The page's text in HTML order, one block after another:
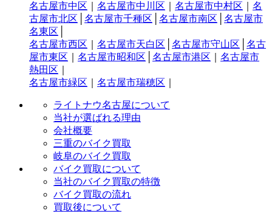
名古屋市中区
名古屋市中川区 名古屋市中村区
名
古屋市北区
名古屋市千種区 名古屋市南区
名古屋市
名東区
名古屋市西区
名古屋市天白区 名古屋市守山区
名古
屋市東区
名古屋市昭和区 名古屋市港区
名古屋市
熱田区
名古屋市緑区
名古屋市瑞穂区
ライトナウ名古屋について
当社が選ばれる理由
会社概要
三重のバイク買取
岐阜のバイク買取
バイク買取について
当社のバイク買取の特徴
バイク買取の流れ
買取後について